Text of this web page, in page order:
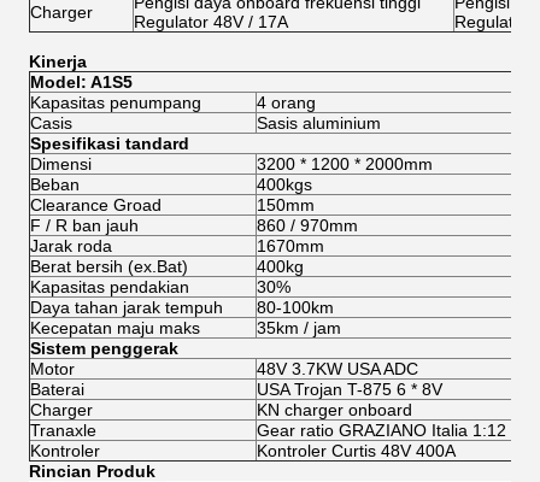
Charger
Regulator 48V / 17A
Regulator
Kinerja
Model: A1S5
Kapasitas penumpang
4 orang
Casis
Sasis aluminium
Spesifikasi tandard
Dimensi
3200 * 1200 * 2000mm
Beban
400kgs
Clearance Groad
150mm
F / R ban jauh
860 / 970mm
Jarak roda
1670mm
Berat bersih (ex.Bat)
400kg
Kapasitas pendakian
30%
Daya tahan jarak tempuh
80-100km
Kecepatan maju maks
35km / jam
Sistem penggerak
Motor
48V 3.7KW USA ADC
Baterai
USA Trojan T-875 6 * 8V
Charger
KN charger onboard
Tranaxle
Gear ratio GRAZIANO Italia 1:12
Kontroler
Kontroler Curtis 48V 400A
Rincian Produk